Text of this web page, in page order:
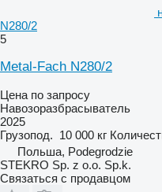
N280/2
5
Metal-Fach N280/2
Цена по запросу
Навозоразбрасыватель
2025
Грузопод. 10 000 кг
Польша, Podegrodzie
STEKRO Sp. z o.o. Sp.k.
Связаться с продавцом